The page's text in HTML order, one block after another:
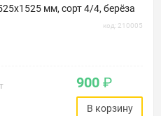
мм, сорт 4/4, берёза
код: 210005
900 ₽
В корзину